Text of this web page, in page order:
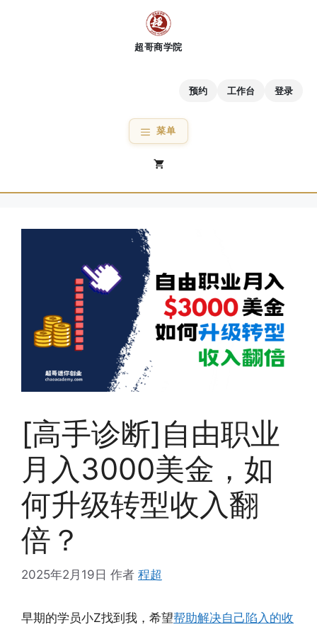
预约 工作台 登录
菜单
[高手诊断]自由职业
月入3000美金，如
何升级转型收入翻
倍？
2025年2月19日 作者 程超
早期的学员小Z找到我，希望帮助解决自己陷入的收